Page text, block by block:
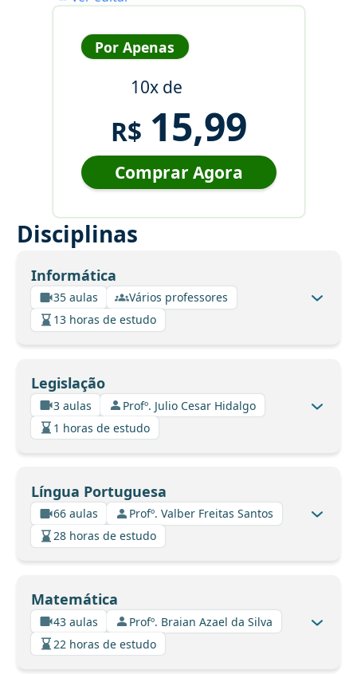
Por Apenas
10x de
R$ 15,99
Comprar Agora
Disciplinas
Informática
35 aulas
Vários professores
13 horas de estudo
Legislação
3 aulas
Profº. Julio Cesar Hidalgo
1 horas de estudo
Língua Portuguesa
66 aulas
Profº. Valber Freitas Santos
28 horas de estudo
Matemática
43 aulas
Profº. Braian Azael da Silva
22 horas de estudo